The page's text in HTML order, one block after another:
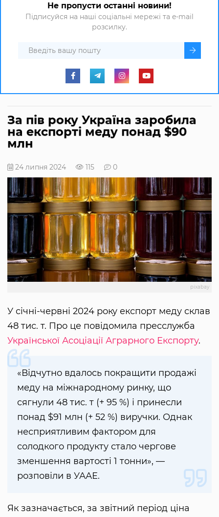
Не пропусти останні новини!
Підписуйся на наші соціальні мережі та e-mail
розсилку.
За пів року Україна заробила
на експорті меду понад $90
млн
24 липня 2024 115 0
pixabay
У січні-червні 2024 року експорт меду склав
48 тис. т. Про це повідомила пресслужба
Української Асоціації Аграрного Експорту.
«Відчутно вдалось покращити продажі
меду на міжнародному ринку, що
сягнули 48 тис. т (+ 95 %) і принесли
понад $91 млн (+ 52 %) виручки. Однак
несприятливим фактором для
солодкого продукту стало чергове
зменшення вартості 1 тонни», —
розповіли в УААЕ.
Як зазначається, за звітний період ціна